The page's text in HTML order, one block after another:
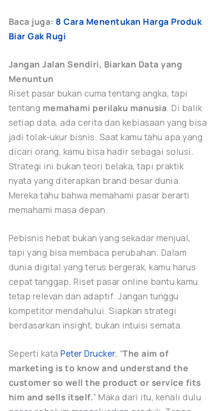
Baca juga: 8 Cara Menentukan Harga Produk
Biar Gak Rugi
Jangan Jalan Sendiri, Biarkan Data yang
Menuntun
Riset pasar bukan cuma tentang angka, tapi
tentang memahami perilaku manusia. Di balik
setiap data, ada cerita dan kebiasaan yang bisa
jadi tolak-ukur bisnis. Saat kamu tahu apa yang
dicari orang, kamu bisa hadir sebagai solusi.
Strategi ini bukan teori belaka, tapi praktik
nyata yang diterapkan brand besar dunia.
Mereka tahu bahwa memahami pasar berarti
memahami masa depan.
Pebisnis hebat bukan yang sekadar menjual,
tapi yang bisa membaca perubahan. Dalam
dunia digital yang terus bergerak, kamu harus
cepat tanggap. Riset pasar online bantu kamu
tetap relevan dan adaptif. Jangan tunggu
kompetitor mendahului. Siapkan strategi
berdasarkan insight, bukan intuisi semata.
Seperti kata Peter Drucker, “The aim of
marketing is to know and understand the
customer so well the product or service fits
him and sells itself.” Maka dari itu, kenali dulu